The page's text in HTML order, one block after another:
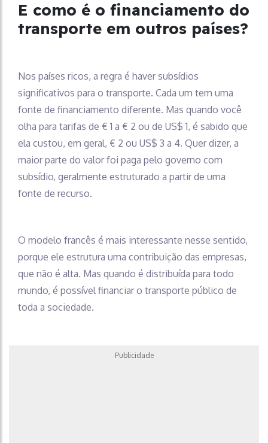
E como é o financiamento do
transporte em outros países?
Nos países ricos, a regra é haver subsídios
significativos para o transporte. Cada um tem uma
fonte de financiamento diferente. Mas quando você
olha para tarifas de € 1 a € 2 ou de US$ 1, é sabido que
ela custou, em geral, € 2 ou US$ 3 a 4. Quer dizer, a
maior parte do valor foi paga pelo governo com
subsídio, geralmente estruturado a partir de uma
fonte de recurso.
O modelo francês é mais interessante nesse sentido,
porque ele estrutura uma contribuição das empresas,
que não é alta. Mas quando é distribuída para todo
mundo, é possível financiar o transporte público de
toda a sociedade.
Publicidade